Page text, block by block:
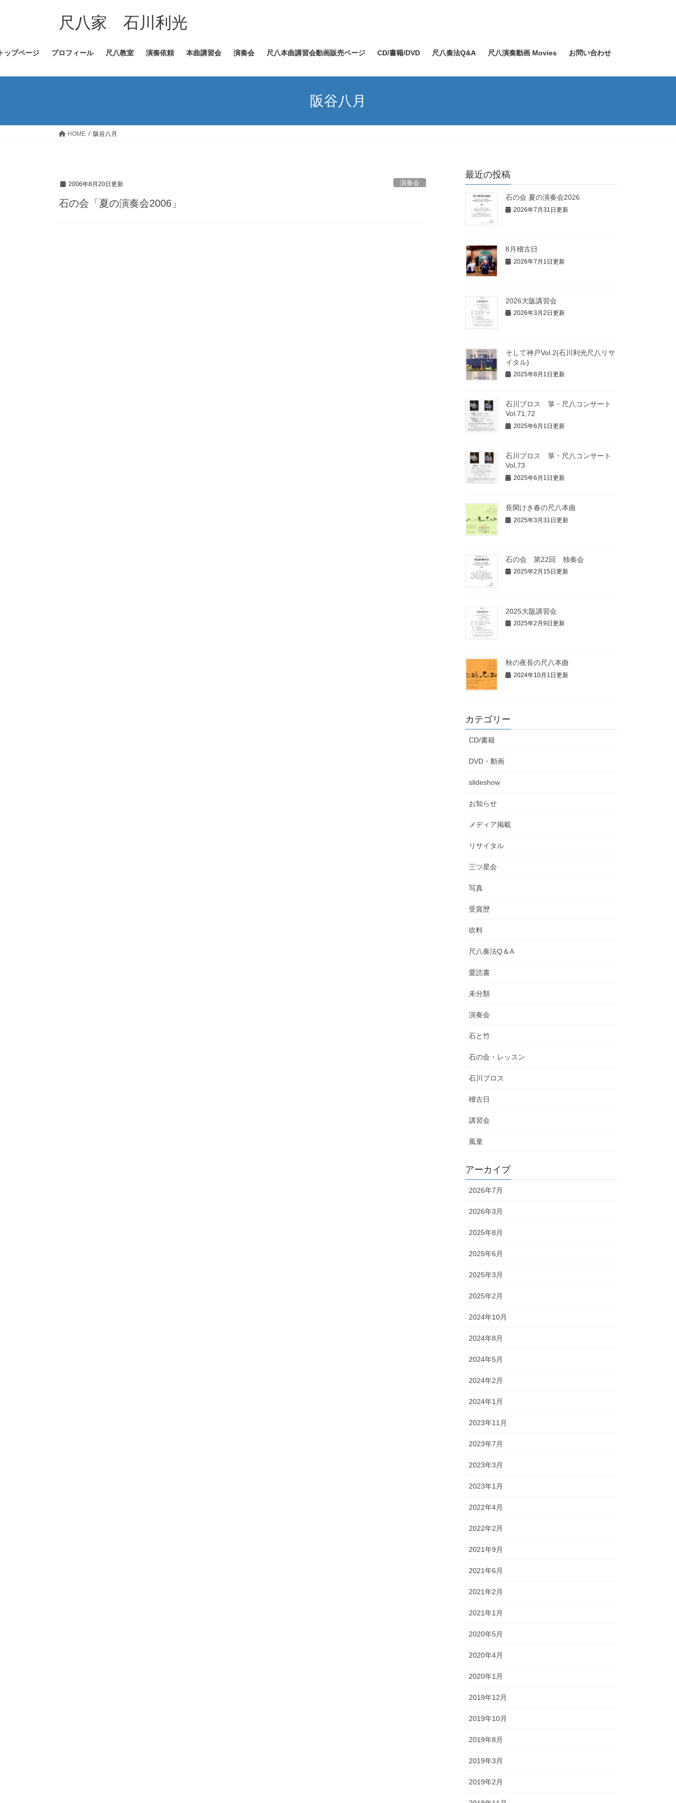
ツ
ス
シ
ン
尺八家 石川利光
ップページ プロフィール 尺八教室 演奏依頼 本曲講習会 演奏会 尺八本曲講習会動画販売ページ CD/書籍/DVD 尺八奏法Q&A 尺八演奏動画 Movies お問い合わせ
阪谷八月
HOME 阪谷八月
2006年8月20日更新 演奏会
石の会「夏の演奏会2006」
最近の投稿
石の会 夏の演奏会2026
2026年7月31日更新
8月稽古日
2026年7月1日更新
2026大阪講習会
2026年3月2日更新
そして神戸Vol.2(石川利光尺八リサ
イタル)
2025年8月1日更新
石川ブロス 箏・尺八コンサート
Vol.71,72
2025年6月1日更新
石川ブロス 箏・尺八コンサート
Vol,73
2025年6月1日更新
長閑けき春の尺八本曲
2025年3月31日更新
石の会 第22回 独奏会
2025年2月15日更新
2025大阪講習会
2025年2月9日更新
秋の夜長の尺八本曲
2024年10月1日更新
カテゴリー
CD/書籍
DVD・動画
slideshow
お知らせ
メディア掲載
リサイタル
三ツ星会
写真
受賞歴
吹料
尺八奏法Q＆A
愛読書
未分類
演奏会
石と竹
石の会・レッスン
石川ブロス
稽古日
講習会
風童
アーカイブ
2026年7月
2026年3月
2025年8月
2025年6月
2025年3月
2025年2月
2024年10月
2024年8月
2024年5月
2024年2月
2024年1月
2023年11月
2023年7月
2023年3月
2023年1月
2022年4月
2022年2月
2021年9月
2021年6月
2021年2月
2021年1月
2020年5月
2020年4月
2020年1月
2019年12月
2019年10月
2019年8月
2019年3月
2019年2月